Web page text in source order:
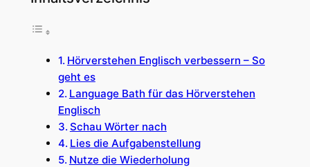
Hörverstehen Englisch verbessern – So
geht es
Language Bath für das Hörverstehen
Englisch
Schau Wörter nach
Lies die Aufgabenstellung
Nutze die Wiederholung